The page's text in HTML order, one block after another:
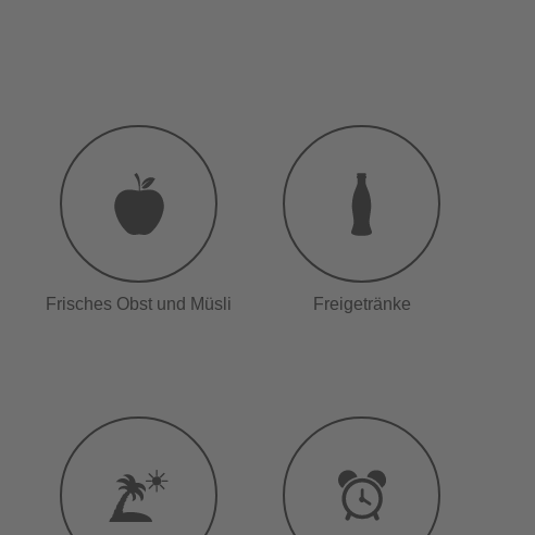
Frisches Obst und Müsli Freigetränke